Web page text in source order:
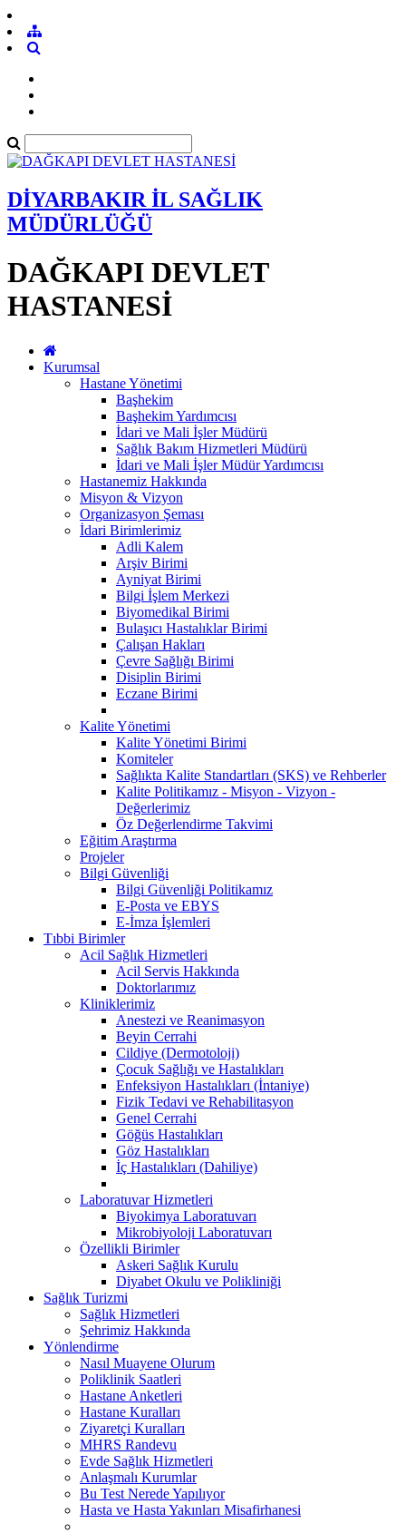
DİYARBAKIR İL SAĞLIK
MÜDÜRLÜĞÜ
DAĞKAPI DEVLET
HASTANESİ
Kurumsal
Hastane Yönetimi
Başhekim
Başhekim Yardımcısı
İdari ve Mali İşler Müdürü
Sağlık Bakım Hizmetleri Müdürü
İdari ve Mali İşler Müdür Yardımcısı
Hastanemiz Hakkında
Misyon & Vizyon
Organizasyon Şeması
İdari Birimlerimiz
Adli Kalem
Arşiv Birimi
Ayniyat Birimi
Bilgi İşlem Merkezi
Biyomedikal Birimi
Bulaşıcı Hastalıklar Birimi
Çalışan Hakları
Çevre Sağlığı Birimi
Disiplin Birimi
Eczane Birimi
Kalite Yönetimi
Kalite Yönetimi Birimi
Komiteler
Sağlıkta Kalite Standartları (SKS) ve Rehberler
Kalite Politikamız - Misyon - Vizyon -
Değerlerimiz
Öz Değerlendirme Takvimi
Eğitim Araştırma
Projeler
Bilgi Güvenliği
Bilgi Güvenliği Politikamız
E-Posta ve EBYS
E-İmza İşlemleri
Tıbbi Birimler
Acil Sağlık Hizmetleri
Acil Servis Hakkında
Doktorlarımız
Kliniklerimiz
Anestezi ve Reanimasyon
Beyin Cerrahi
Cildiye (Dermotoloji)
Çocuk Sağlığı ve Hastalıkları
Enfeksiyon Hastalıkları (İntaniye)
Fizik Tedavi ve Rehabilitasyon
Genel Cerrahi
Göğüs Hastalıkları
Göz Hastalıkları
İç Hastalıkları (Dahiliye)
Laboratuvar Hizmetleri
Biyokimya Laboratuvarı
Mikrobiyoloji Laboratuvarı
Özellikli Birimler
Askeri Sağlık Kurulu
Diyabet Okulu ve Polikliniği
Sağlık Turizmi
Sağlık Hizmetleri
Şehrimiz Hakkında
Yönlendirme
Nasıl Muayene Olurum
Poliklinik Saatleri
Hastane Anketleri
Hastane Kuralları
Ziyaretçi Kuralları
MHRS Randevu
Evde Sağlık Hizmetleri
Anlaşmalı Kurumlar
Bu Test Nerede Yapılıyor
Hasta ve Hasta Yakınları Misafirhanesi